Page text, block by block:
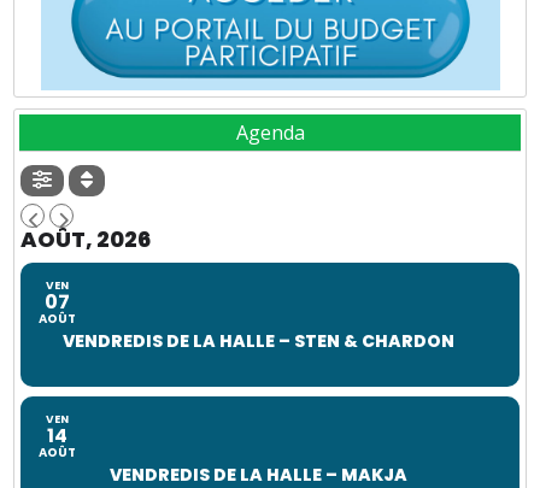
Agenda
AOÛT, 2026
VEN
07
AOÛT
VENDREDIS DE LA HALLE – STEN & CHARDON
VEN
14
AOÛT
VENDREDIS DE LA HALLE – MAKJA